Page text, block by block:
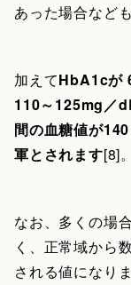
あった場合など
加えてHbA1cが
110～125mg／
間の血糖値が
軍とされます[8]。
なお、多くの場
く、正常域から
される値になりま